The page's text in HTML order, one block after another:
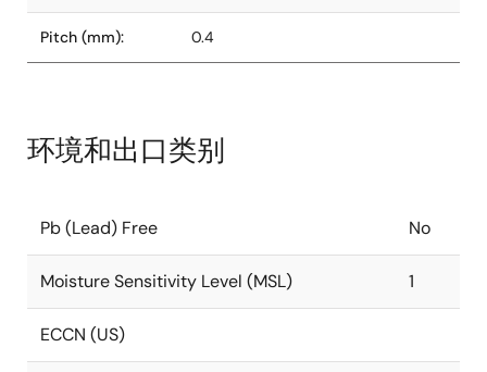
Pitch (mm): 0.4
环境和出口类别
Pb (Lead) Free No
Moisture Sensitivity Level (MSL) 1
ECCN (US)